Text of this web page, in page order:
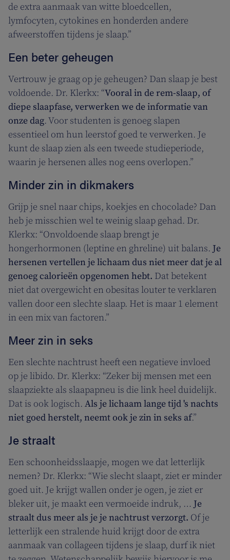
de extra aanmaak van witte bloedcellen,
lymfocyten, cytokines en honderden andere
afweerstoffen tijdens je slaap.”
Een beter geheugen
Vertrouw je graag op je geheugen? Dan slaap je best
voldoende. Dr. Klerkx: “Vooral in de rem-slaap, of
diepe slaapfase, verwerken we de informatie van
onze dag. Voor studenten is genoeg slapen
essentieel om hun leerstof goed te verwerken. Je
kunt de slaap zien als een tweede studieperiode,
waarin je hersenen alles nog eens overlopen.”
Minder zin in dikmakers
Grijp je snel naar chips, koekjes en chocolade? Dan
heb je misschien wel te weinig slaap gehad. Dr.
Klerkx: “Onvoldoende slaap brengt je
hongerhormonen (leptine en ghreline) uit balans. Je
hersenen vertellen je lichaam dus niet meer dat je al
genoeg calorieën opgenomen hebt. Dat betekent
niet dat overgewicht en obesitas louter te verklaren
vallen door een slechte slaap. Het is maar 1 element
in een mix van factoren.”
Meer zin in seks
Een slechte nachtrust heeft een negatieve invloed
op je libido. Dr. Klerkx: “Zeker bij mensen met een
slaapziekte als slaapapneu is die link heel duidelijk.
Dat is ook logisch. Als je lichaam lange tijd 's nachts
niet goed herstelt, neemt ook je zin in seks af.”
Je straalt
Een schoonheidsslaapje, mogen we dat letterlijk
nemen? Dr. Klerkx: “Wie slecht slaapt, ziet er minder
goed uit. Je krijgt wallen onder je ogen, je ziet er
bleker uit, je maakt een vermoeide indruk, … Je
straalt dus meer als je je nachtrust verzorgt. Of je
letterlijk een stralende huid krijgt door de extra
aanmaak van collageen tijdens je slaap, durf ik niet